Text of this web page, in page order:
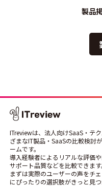
製品
ITreviewは、法人向けSaaS・テ
ざまなIT製品・SaaSの比較検討
ームです。
導入経験者によるリアルな評価
サポート品質などを比較できます
まずは実際のユーザーの声をチ
にぴったりの選択肢がきっと見つ